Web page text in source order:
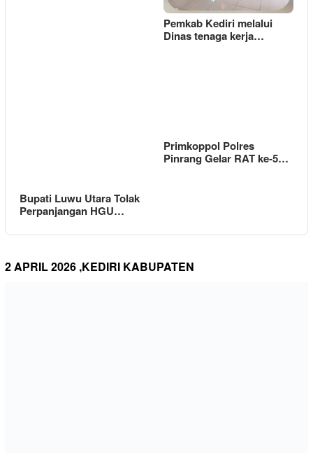
Pemkab Kediri melalui
Dinas tenaga kerja…
Bupati Luwu Utara Tolak
Perpanjangan HGU…
Primkoppol Polres
Pinrang Gelar RAT ke-5…
2 APRIL 2026 ,KEDIRI KABUPATEN